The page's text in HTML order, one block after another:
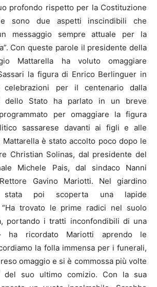
profondo rispetto per la Costituzione
sono due aspetti inscindibili che
messaggio sempre attuale per la
Con queste parole il presidente della
Mattarella ha voluto omaggiare
la figura di Enrico Berlinguer in
celebrazioni per il centenario dalla
dello Stato ha parlato in un breve
per omaggiare la figura
sassarese davanti ai figli e alle
è stato accolto poco dopo le
Christian Solinas, dal presidente del
Michele Pais, dal sindaco Nanni
Gavino Mariotti. Nel giardino
stata poi scoperta una lapide
“Ha trovato le prime radici nel suolo
portando i tratti inconfondibili di una
ha ricordato Mariotti aprendo le
la folla immensa per i funerali,
omaggio e si è commossa più volte
del suo ultimo comizio. Con la sua